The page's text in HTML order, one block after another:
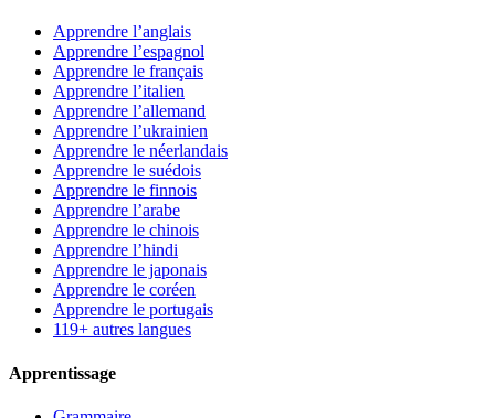
Apprendre l’anglais
Apprendre l’espagnol
Apprendre le français
Apprendre l’italien
Apprendre l’allemand
Apprendre l’ukrainien
Apprendre le néerlandais
Apprendre le suédois
Apprendre le finnois
Apprendre l’arabe
Apprendre le chinois
Apprendre l’hindi
Apprendre le japonais
Apprendre le coréen
Apprendre le portugais
119+ autres langues
Apprentissage